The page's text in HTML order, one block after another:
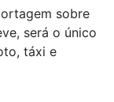
sobre
será o único
táxi e